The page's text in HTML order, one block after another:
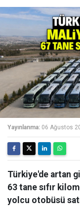
Yayınlanma: 06 Ağustos
Türkiye'de artan
63 tane sıfır
yolcu otobüsü